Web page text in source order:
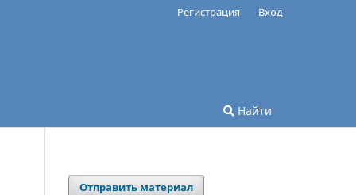
Найти
Регистрация Вход
Отправить материал